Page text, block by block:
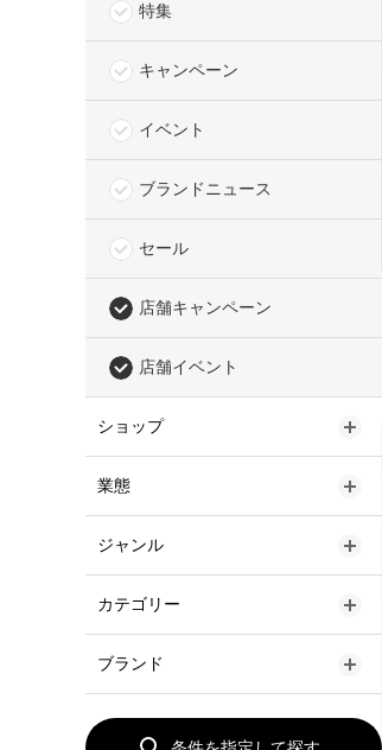
特集
キャンペーン
イベント
ブランドニュース
セール
店舗キャンペーン
店舗イベント
ショップ
CNS
OUTSIDE THE BOX
URBAN STAGE
OUTDOOR STAGE
業態
オンラインショップ
店舗
ジャンル
スポーツ
アウトドア
ライフスタイル
カテゴリー
野球・ソフトボール
サッカー・フットサル
ブランド
adidas(アディダス)